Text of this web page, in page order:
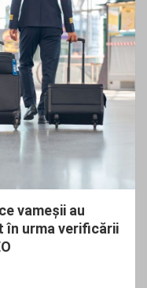
vameșii au
în urma verificării